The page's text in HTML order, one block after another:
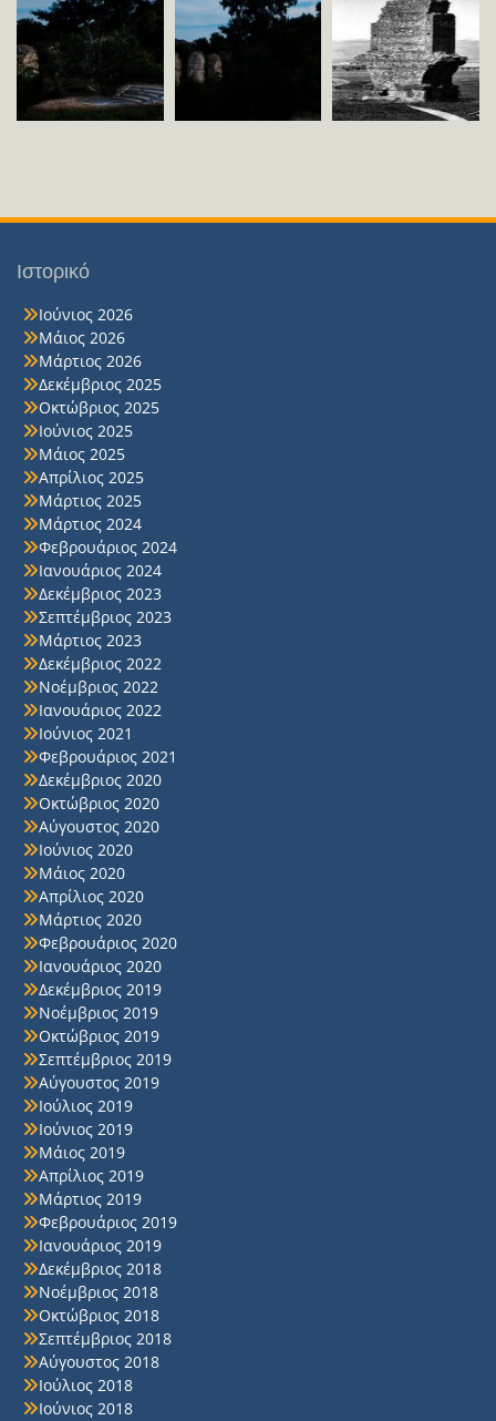
Ιστορικό
Ιούνιος 2026
Μάιος 2026
Μάρτιος 2026
Δεκέμβριος 2025
Οκτώβριος 2025
Ιούνιος 2025
Μάιος 2025
Απρίλιος 2025
Μάρτιος 2025
Μάρτιος 2024
Φεβρουάριος 2024
Ιανουάριος 2024
Δεκέμβριος 2023
Σεπτέμβριος 2023
Μάρτιος 2023
Δεκέμβριος 2022
Νοέμβριος 2022
Ιανουάριος 2022
Ιούνιος 2021
Φεβρουάριος 2021
Δεκέμβριος 2020
Οκτώβριος 2020
Αύγουστος 2020
Ιούνιος 2020
Μάιος 2020
Απρίλιος 2020
Μάρτιος 2020
Φεβρουάριος 2020
Ιανουάριος 2020
Δεκέμβριος 2019
Νοέμβριος 2019
Οκτώβριος 2019
Σεπτέμβριος 2019
Αύγουστος 2019
Ιούλιος 2019
Ιούνιος 2019
Μάιος 2019
Απρίλιος 2019
Μάρτιος 2019
Φεβρουάριος 2019
Ιανουάριος 2019
Δεκέμβριος 2018
Νοέμβριος 2018
Οκτώβριος 2018
Σεπτέμβριος 2018
Αύγουστος 2018
Ιούλιος 2018
Ιούνιος 2018